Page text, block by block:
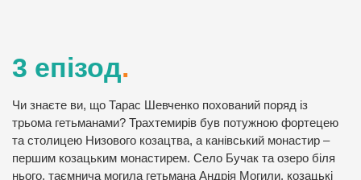
3 епізод.
Чи знаєте ви, що Тарас Шевченко похований поряд із
трьома гетьманами? Трахтемирів був потужною фортецею
та столицею Низового козацтва, а канівський монастир –
першим козацьким монастирем. Село Бучак та озеро біля
нього, таємнича могила гетьмана Андрія Могили, козацькі